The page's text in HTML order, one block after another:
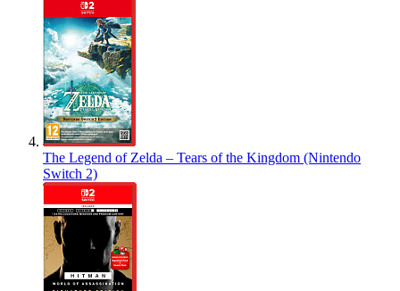
The Legend of Zelda – Tears of the Kingdom (Nintendo
Switch 2)